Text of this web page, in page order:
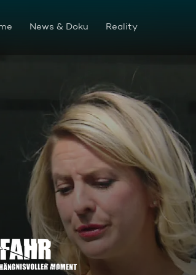
News & Doku Reality
Eileen - Der Tag danach